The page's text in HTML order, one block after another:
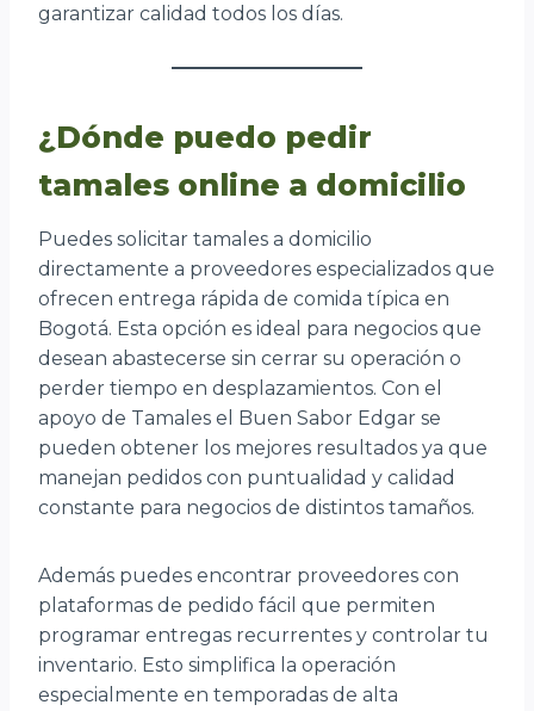
garantizar calidad todos los días.
¿Dónde puedo pedir
tamales online a domicilio
Puedes solicitar tamales a domicilio
directamente a proveedores especializados que
ofrecen entrega rápida de comida típica en
Bogotá. Esta opción es ideal para negocios que
desean abastecerse sin cerrar su operación o
perder tiempo en desplazamientos. Con el
apoyo de Tamales el Buen Sabor Edgar se
pueden obtener los mejores resultados ya que
manejan pedidos con puntualidad y calidad
constante para negocios de distintos tamaños.
Además puedes encontrar proveedores con
plataformas de pedido fácil que permiten
programar entregas recurrentes y controlar tu
inventario. Esto simplifica la operación
especialmente en temporadas de alta